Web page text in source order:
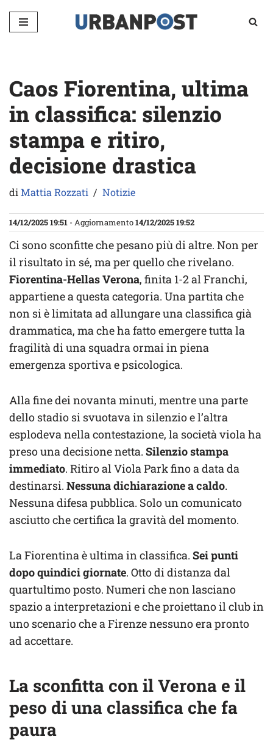
Vai
Caos Fiorentina, ultima
in classifica: silenzio
stampa e ritiro,
decisione drastica
diMattia Rozzati Notizie
14/12/2025 19:51 - Aggiornamento14/12/2025 19:52
Ci sono sconfitte che pesano più di altre. Non per
il risultato in sé, ma per quello che rivelano.
Fiorentina-Hellas Verona, finita 1-2 al Franchi,
appartiene a questa categoria. Una partita che
non si è limitata ad allungare una classifica già
drammatica, ma che ha fatto emergere tutta la
fragilità di una squadra ormai in piena
emergenza sportiva e psicologica.
Alla fine dei novanta minuti, mentre una parte
dello stadio si svuotava in silenzio e l’altra
esplodeva nella contestazione, la società viola ha
preso una decisione netta. Silenzio stampa
immediato. Ritiro al Viola Park fino a data da
destinarsi. Nessuna dichiarazione a caldo.
Nessuna difesa pubblica. Solo un comunicato
asciutto che certifica la gravità del momento.
La Fiorentina è ultima in classifica. Sei punti
dopo quindici giornate. Otto di distanza dal
quartultimo posto. Numeri che non lasciano
spazio a interpretazioni e che proiettano il club in
uno scenario che a Firenze nessuno era pronto
ad accettare.
La sconfitta con il Verona e il
peso di una classifica che fa
paura